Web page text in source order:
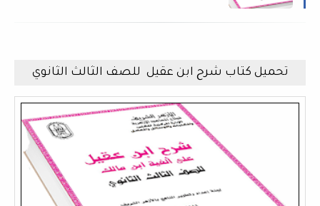
تحميل كتاب شرح ابن عقيل للصف الثالث الثانوي